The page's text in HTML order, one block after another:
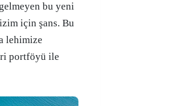
bu yeni
için şans. Bu
lehimize
portföyü ile